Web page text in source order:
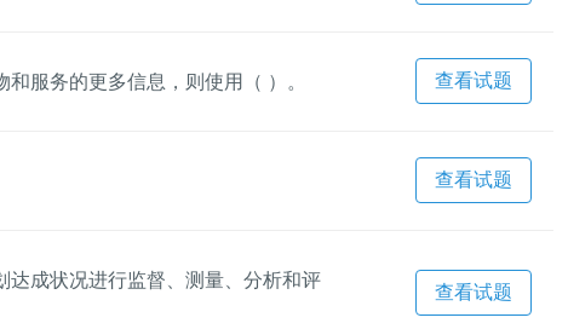
服务的更多信息，则使用（ ）。 查看试题
查看试题
达成状况进行监督、测量、分析和评
查看试题